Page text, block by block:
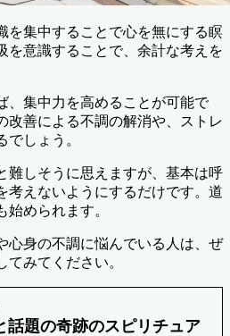
を集中することで心を無にする瞑
を意識することで、余計な考えを
、集中力を高めることが可能で
改善による不調の解消や、ストレ
でしょう。
難しそうに思えますが、基本は呼
考えないようにするだけです。道
められます。
心身の不調に悩んでいる人は、ぜ
みてください。
話題の奇跡のスピリチュア